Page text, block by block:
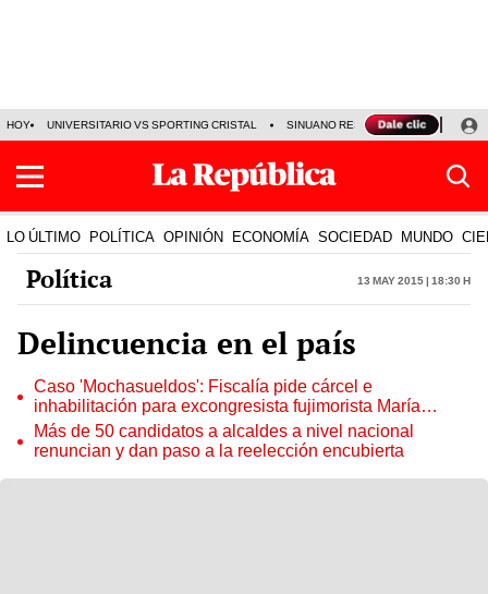
HOY UNIVERSITARIO VS SPORTING CRISTAL SINUANO RESULTADOS HOY
LO ÚLTIMO POLÍTICA OPINIÓN ECONOMÍA SOCIEDAD MUNDO
Política 13 May 2015 | 18:30 h
Delincuencia en el país
Caso 'Mochasueldos': Fiscalía pide cárcel e
inhabilitación para excongresista fujimorista María
Cordero Jon Tay
Más de 50 candidatos a alcaldes a nivel nacional
renuncian y dan paso a la reelección encubierta